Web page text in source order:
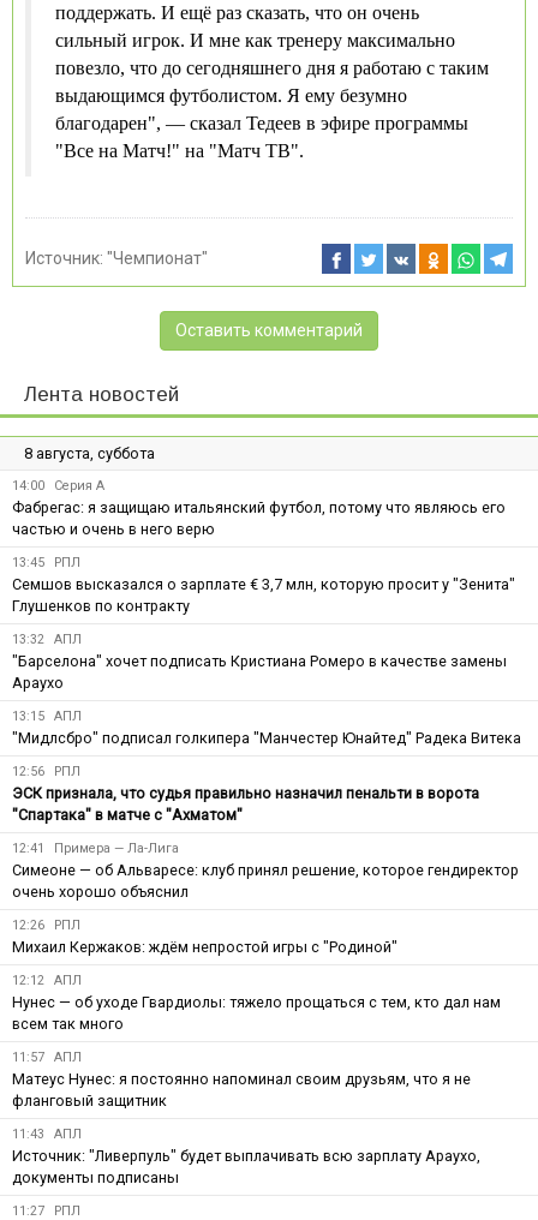
поддержать. И ещё раз сказать, что он очень
сильный игрок. И мне как тренеру максимально
повезло, что до сегодняшнего дня я работаю с таким
выдающимся футболистом. Я ему безумно
благодарен", — сказал Тедеев в эфире программы
"Все на Матч!" на "Матч ТВ".
Источник: "Чемпионат"
Оставить комментарий
Лента новостей
8 августа, суббота
14:00 Серия А
Фабрегас: я защищаю итальянский футбол, потому что являюсь его
частью и очень в него верю
13:45 РПЛ
Семшов высказался о зарплате € 3,7 млн, которую просит у "Зенита"
Глушенков по контракту
13:32 АПЛ
"Барселона" хочет подписать Кристиана Ромеро в качестве замены
Араухо
13:15 АПЛ
"Мидлсбро" подписал голкипера "Манчестер Юнайтед" Радека Витека
12:56 РПЛ
ЭСК признала, что судья правильно назначил пенальти в ворота
"Спартака" в матче с "Ахматом"
12:41 Примера — Ла-Лига
Симеоне — об Альваресе: клуб принял решение, которое гендиректор
очень хорошо объяснил
12:26 РПЛ
Михаил Кержаков: ждём непростой игры с "Родиной"
12:12 АПЛ
Нунес — об уходе Гвардиолы: тяжело прощаться с тем, кто дал нам
всем так много
11:57 АПЛ
Матеус Нунес: я постоянно напоминал своим друзьям, что я не
фланговый защитник
11:43 АПЛ
Источник: "Ливерпуль" будет выплачивать всю зарплату Араухо,
документы подписаны
11:27 РПЛ